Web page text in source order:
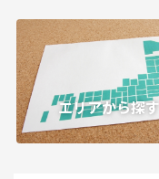
エリアから探す